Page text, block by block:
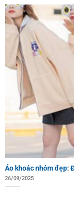
Áo khoác nhóm đẹp:
26/09/2025